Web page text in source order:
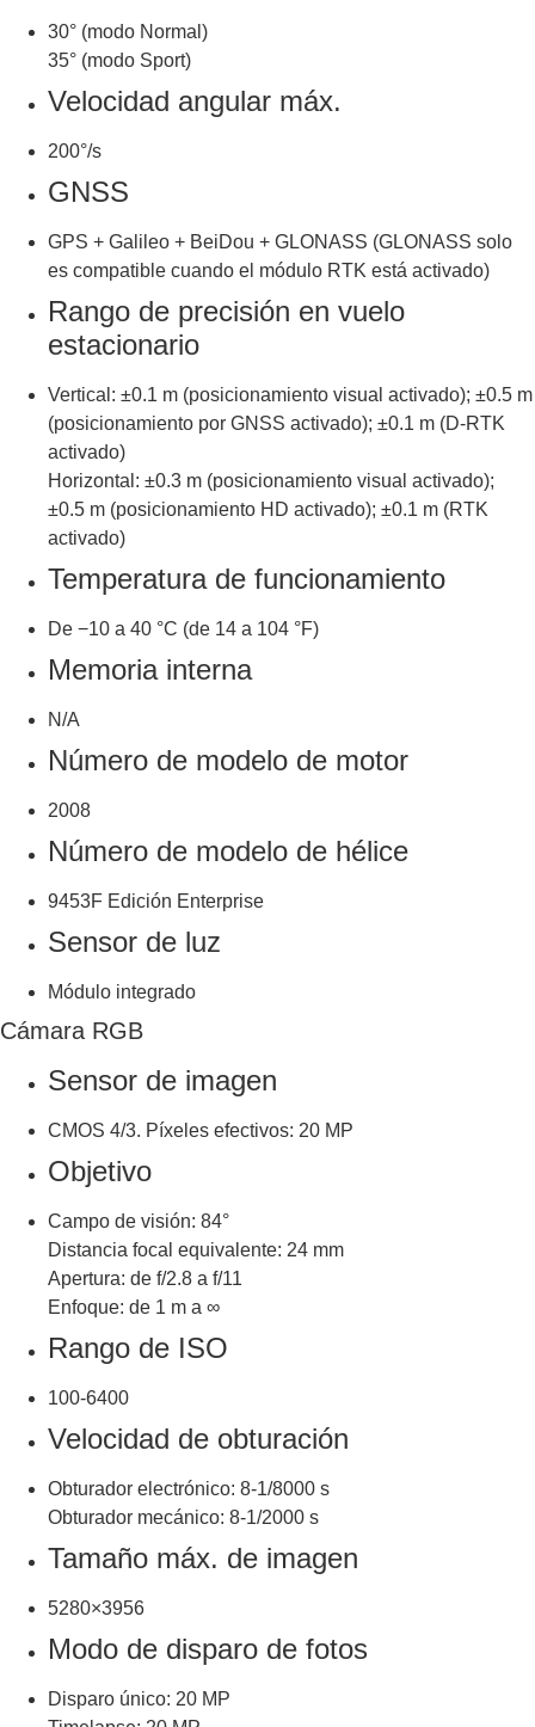
30° (modo Normal)
35° (modo Sport)
Velocidad angular máx.
200°/s
GNSS
GPS + Galileo + BeiDou + GLONASS (GLONASS solo
es compatible cuando el módulo RTK está activado)
Rango de precisión en vuelo
estacionario
Vertical: ±0.1 m (posicionamiento visual activado); ±0.5 m
(posicionamiento por GNSS activado); ±0.1 m (D-RTK
activado)
Horizontal: ±0.3 m (posicionamiento visual activado);
±0.5 m (posicionamiento HD activado); ±0.1 m (RTK
activado)
Temperatura de funcionamiento
De −10 a 40 °C (de 14 a 104 °F)
Memoria interna
N/A
Número de modelo de motor
2008
Número de modelo de hélice
9453F Edición Enterprise
Sensor de luz
Módulo integrado
Cámara RGB
Sensor de imagen
CMOS 4/3. Píxeles efectivos: 20 MP
Objetivo
Campo de visión: 84°
Distancia focal equivalente: 24 mm
Apertura: de f/2.8 a f/11
Enfoque: de 1 m a ∞
Rango de ISO
100-6400
Velocidad de obturación
Obturador electrónico: 8-1/8000 s
Obturador mecánico: 8-1/2000 s
Tamaño máx. de imagen
5280×3956
Modo de disparo de fotos
Disparo único: 20 MP